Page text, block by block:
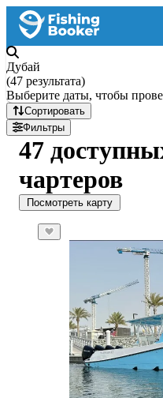
Дубай
(47 результата)
Выберите даты, чтобы
Сортировать
Фильтры
47
чартеров
Посмотреть карту